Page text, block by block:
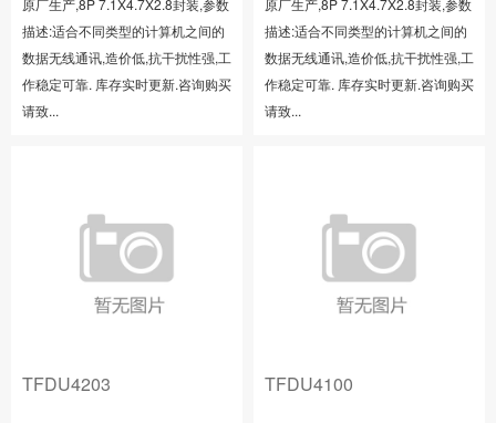
原厂生产,8P 7.1X4.7X2.8封装,参数
描述:适合不同类型的计算机之间的
数据无线通讯,造价低,抗干扰性强,工
作稳定可靠. 库存实时更新.咨询购买
请致...
原厂生产,8P 7.1X4.7X2.8封装,参数
描述:适合不同类型的计算机之间的
数据无线通讯,造价低,抗干扰性强,工
作稳定可靠. 库存实时更新.咨询购买
请致...
TFDU4203 TFDU4100